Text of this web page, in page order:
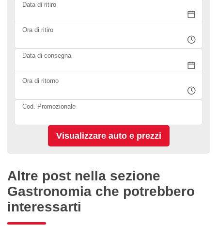
Data di ritiro
Ora di ritiro
Data di consegna
Ora di ritorno
Cod. Promozionale
Altre post nella sezione
Gastronomia che potrebbero
interessarti